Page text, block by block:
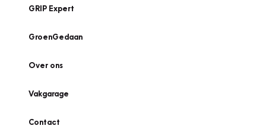
GRIP Expert
GroenGedaan
Over ons
Vakgarage
Contact